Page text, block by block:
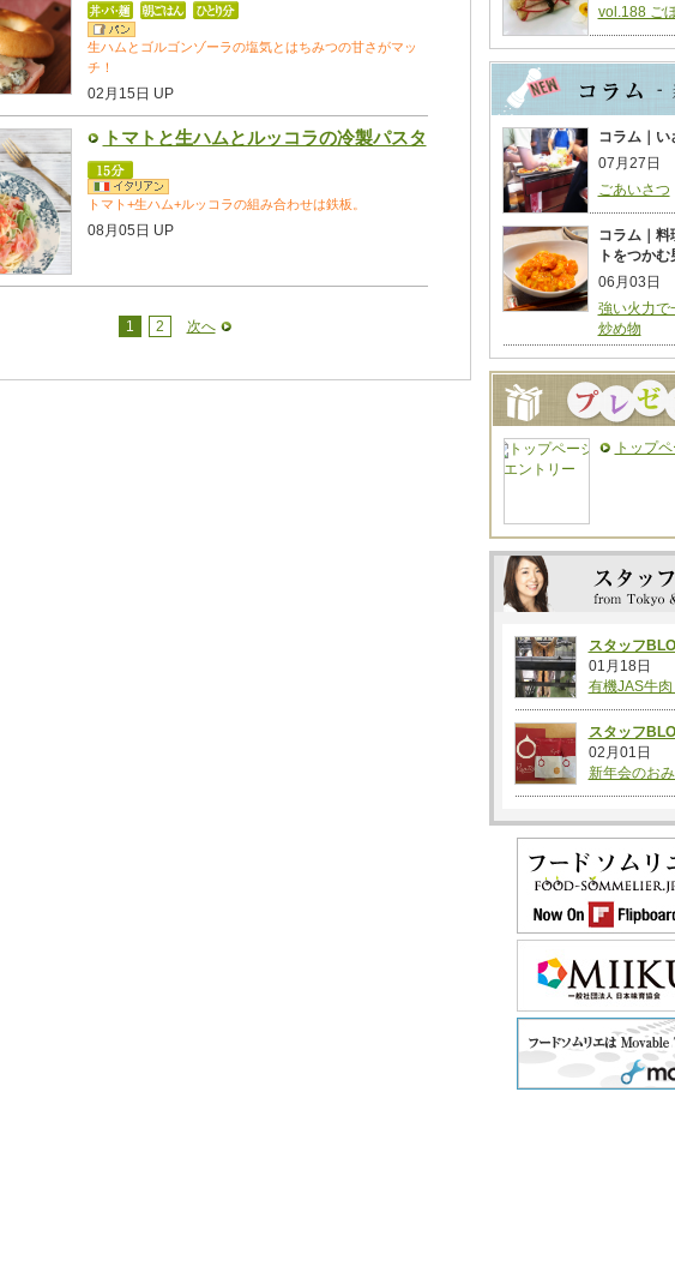
生ハムとゴルゴンゾーラの塩気とはちみつの甘さがマッ
チ！
02月15日 UP
トマトと生ハムとルッコラの冷製パスタ
トマト+生ハム+ルッコラの組み合わせは鉄板。
08月05日 UP
1 2 次へ
vol.188 ご
コラム｜い
07月27日
ごあいさつ
コラム｜料
トをつか
06月03日
強い火力で
炒め物
トップ
スタッフ
01月18日
有機JAS牛肉
スタッフ
02月01日
新年会のお